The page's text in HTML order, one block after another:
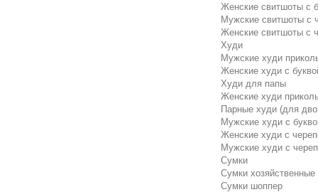
Женские свитшоты с
Мужские свитшоты с
Женские свитшоты с
Худи
Мужские худи
Женские худи с
Худи для папы
Женские худи
Парные худи (для
Мужские худи с
Женские худи с
Мужские худи с
Сумки
Сумки хозяйственные
Сумки шоппер